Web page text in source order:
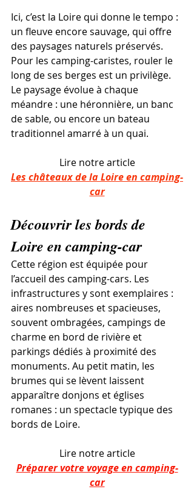
Ici, c’est la Loire qui donne le tempo :
un fleuve encore sauvage, qui offre
des paysages naturels préservés.
Pour les camping-caristes, rouler le
long de ses berges est un privilège.
Le paysage évolue à chaque
méandre : une héronnière, un banc
de sable, ou encore un bateau
traditionnel amarré à un quai.
Lire notre article
Les châteaux de la Loire en camping-
car
Découvrir les bords de
Loire en camping-car
Cette région est équipée pour
l’accueil des camping-cars. Les
infrastructures y sont exemplaires :
aires nombreuses et spacieuses,
souvent ombragées, campings de
charme en bord de rivière et
parkings dédiés à proximité des
monuments. Au petit matin, les
brumes qui se lèvent laissent
apparaître donjons et églises
romanes : un spectacle typique des
bords de Loire.
Lire notre article
Préparer votre voyage en camping-
car